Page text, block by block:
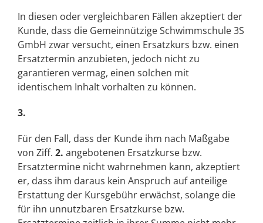
In diesen oder vergleichbaren Fällen akzeptiert der
Kunde, dass die Gemeinnützige Schwimmschule 3S
GmbH zwar versucht, einen Ersatzkurs bzw. einen
Ersatztermin anzubieten, jedoch nicht zu
garantieren vermag, einen solchen mit
identischem Inhalt vorhalten zu können.
3.
Für den Fall, dass der Kunde ihm nach Maßgabe
von Ziff. 2. angebotenen Ersatzkurse bzw.
Ersatztermine nicht wahrnehmen kann, akzeptiert
er, dass ihm daraus kein Anspruch auf anteilige
Erstattung der Kursgebühr erwächst, solange die
für ihn unnutzbaren Ersatzkurse bzw.